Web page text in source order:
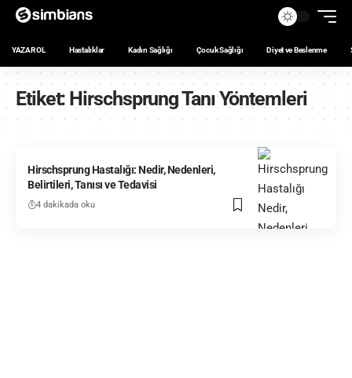
YAZAR OL Hastalıklar Kadın Sağlığı Çocuk Sağlığı Diyet ve Beslenme
Etiket: Hirschsprung Tanı Yöntemleri
Hirschsprung Hastalığı: Nedir, Nedenleri,
Belirtileri, Tanısı ve Tedavisi
4 dakikada oku